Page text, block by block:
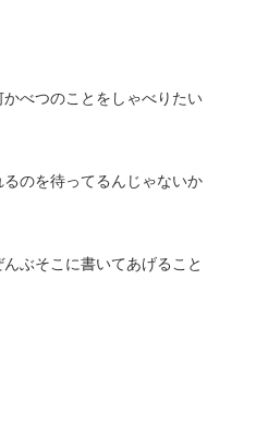
べつのことをしゃべりたい
のを待ってるんじゃないか
ぶそこに書いてあげること